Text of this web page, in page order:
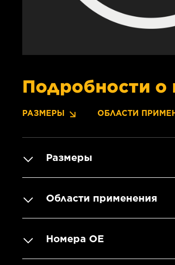
Подробности о
РАЗМЕРЫ ОБЛАСТИ
Размеры
Области применения
Номера OE